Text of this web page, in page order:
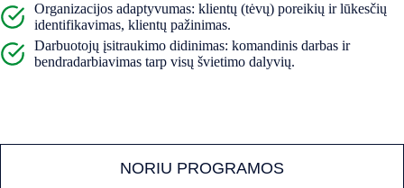
Organizacijos adaptyvumas: klientų (tėvų) poreikių ir lūkesčių
identifikavimas, klientų pažinimas.
Darbuotojų įsitraukimo didinimas: komandinis darbas ir
bendradarbiavimas tarp visų švietimo dalyvių.
NORIU PROGRAMOS